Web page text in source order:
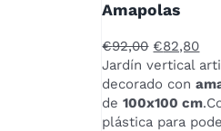
Amapolas
€92,00 El
precio
original
era:
€92,00.
€82,80El
es:
Jardín vertical
decorado con
de100x100 cm
plástica para